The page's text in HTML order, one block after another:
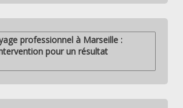
professionnel à Marseille :
pour un résultat